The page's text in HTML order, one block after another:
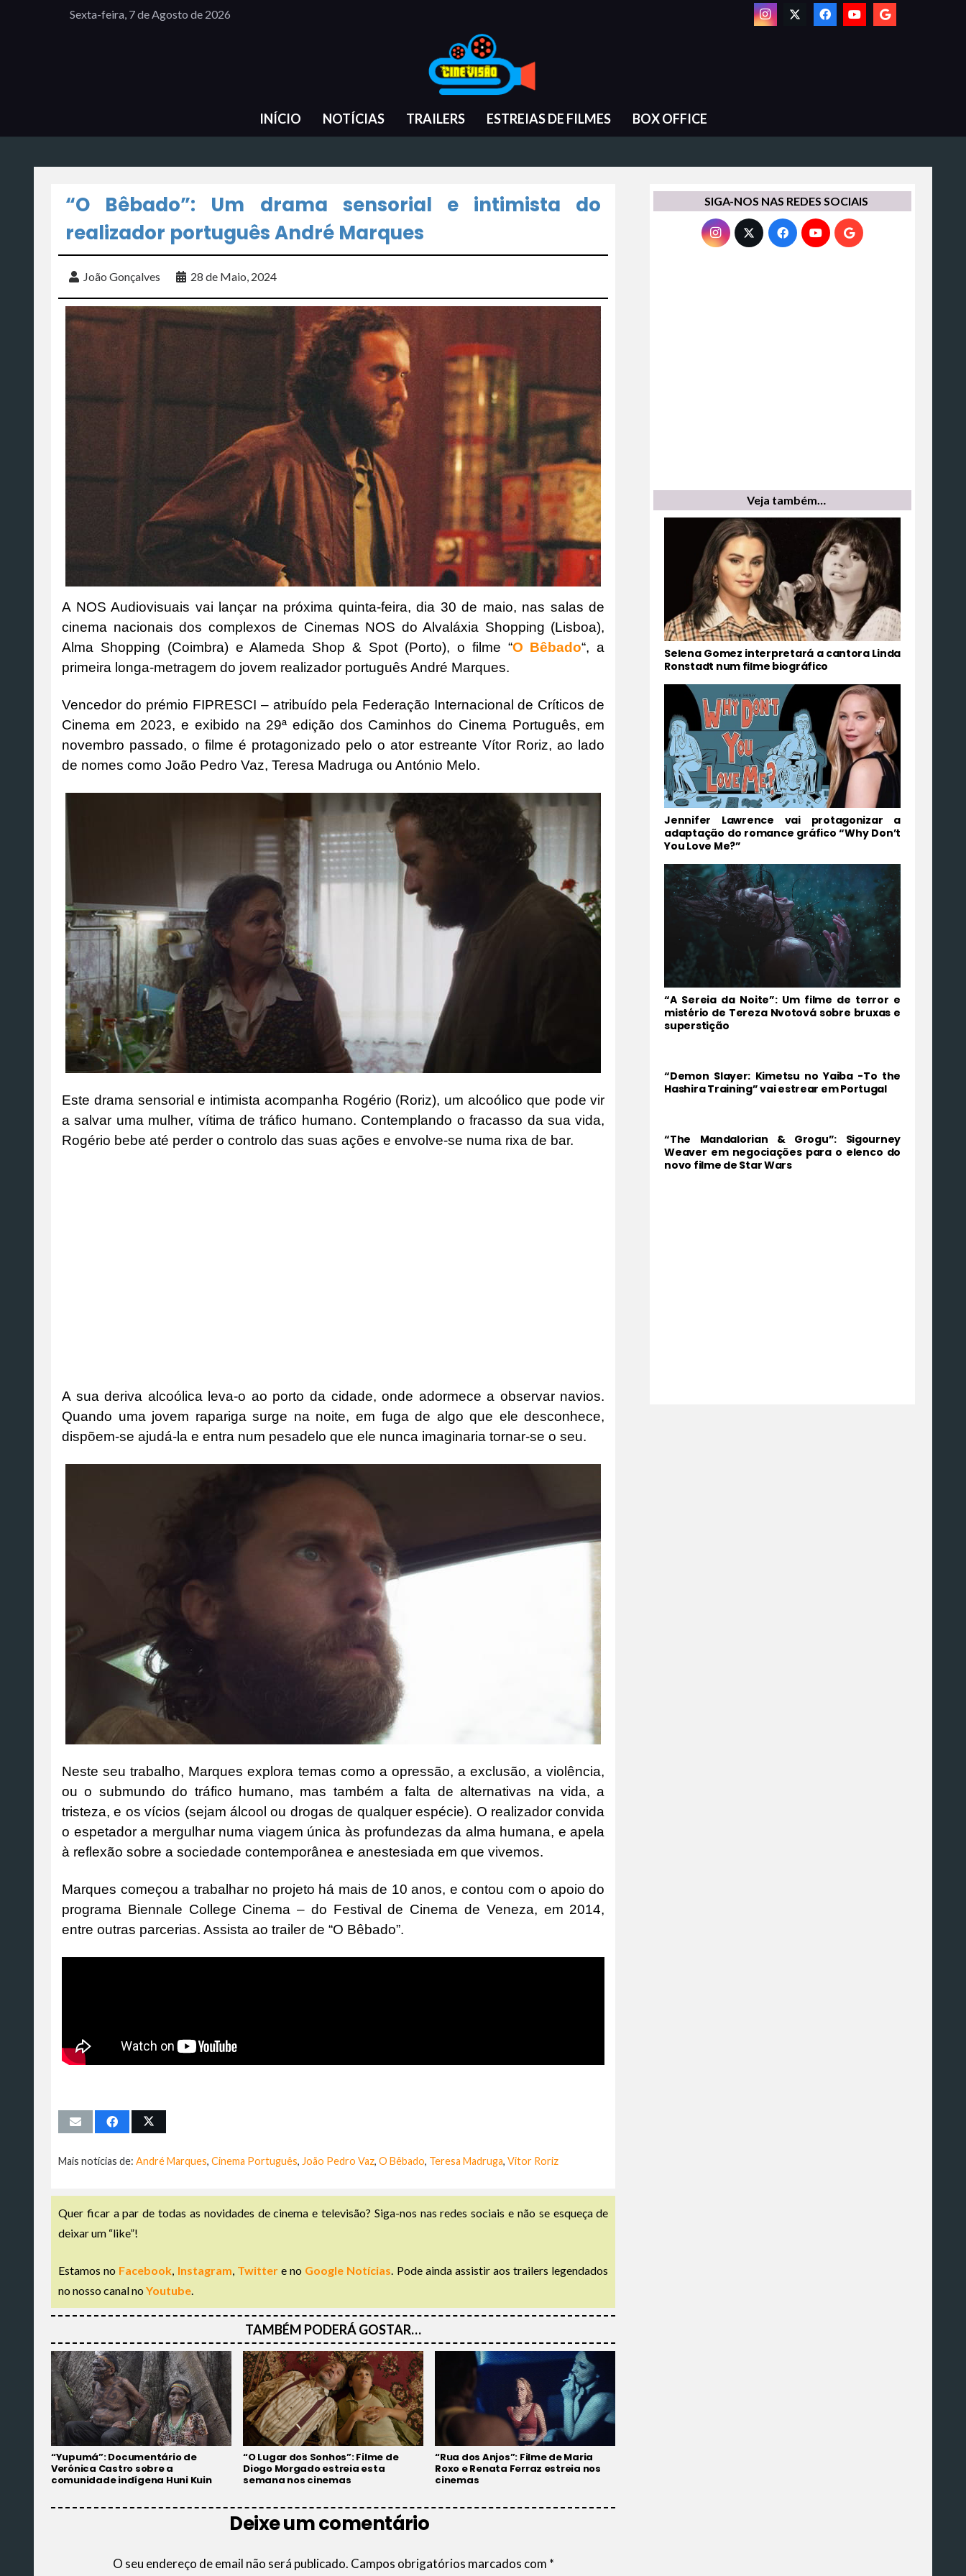
Sexta-feira, 7 de Agosto de 2026
INÍCIO NOTÍCIAS TRAILERS ESTREIAS DE FILMES BOX OFFICE
“O Bêbado”: Um drama sensorial e intimista do
realizador português André Marques
João Gonçalves 28 de Maio, 2024
A NOS Audiovisuais vai lançar na próxima quinta-feira, dia 30 de maio, nas salas de
cinema nacionais dos complexos de Cinemas NOS do Alvaláxia Shopping (Lisboa),
Alma Shopping (Coimbra) e Alameda Shop & Spot (Porto), o filme “O Bêbado“, a
primeira longa-metragem do jovem realizador português André Marques.
Vencedor do prémio FIPRESCI – atribuído pela Federação Internacional de Críticos de
Cinema em 2023, e exibido na 29ª edição dos Caminhos do Cinema Português, em
novembro passado, o filme é protagonizado pelo o ator estreante Vítor Roriz, ao lado
de nomes como João Pedro Vaz, Teresa Madruga ou António Melo.
Este drama sensorial e intimista acompanha Rogério (Roriz), um alcoólico que pode vir
a salvar uma mulher, vítima de tráfico humano. Contemplando o fracasso da sua vida,
Rogério bebe até perder o controlo das suas ações e envolve-se numa rixa de bar.
A sua deriva alcoólica leva-o ao porto da cidade, onde adormece a observar navios.
Quando uma jovem rapariga surge na noite, em fuga de algo que ele desconhece,
dispõem-se ajudá-la e entra num pesadelo que ele nunca imaginaria tornar-se o seu.
Neste seu trabalho, Marques explora temas como a opressão, a exclusão, a violência,
ou o submundo do tráfico humano, mas também a falta de alternativas na vida, a
tristeza, e os vícios (sejam álcool ou drogas de qualquer espécie). O realizador convida
o espetador a mergulhar numa viagem única às profundezas da alma humana, e apela
à reflexão sobre a sociedade contemporânea e anestesiada em que vivemos.
Marques começou a trabalhar no projeto há mais de 10 anos, e contou com o apoio do
programa Biennale College Cinema – do Festival de Cinema de Veneza, em 2014,
entre outras parcerias. Assista ao trailer de “O Bêbado”.
Mais notícias de: André Marques, Cinema Português, João Pedro Vaz, O Bêbado, Teresa Madruga, Vitor Roriz
Quer ficar a par de todas as novidades de cinema e televisão? Siga-nos nas redes sociais e não se esqueça de
deixar um “like”!
Estamos no Facebook, Instagram, Twittere no Google Notícias. Pode ainda assistir aos trailers legendados
no nosso canal noYoutube.
TAMBÉM PODERÁ GOSTAR…
“Yupumá”: Documentário de
Verónica Castro sobre a
comunidade indígena Huni Kuin
“O Lugar dos Sonhos”: Filme de
Diogo Morgado estreia esta
semana nos cinemas
“Rua dos Anjos”: Filme de Maria
Roxo e Renata Ferraz estreia nos
cinemas
Deixe um comentário
O seu endereço de email não será publicado. Campos obrigatórios marcados com *
SIGA-NOS NAS REDES SOCIAIS
Veja também…
Selena Gomez interpretará a cantora Linda
Ronstadt num filme biográfico
Jennifer Lawrence vai protagonizar a
adaptação do romance gráfico “Why Don’t
You Love Me?”
“A Sereia da Noite”: Um filme de terror e
mistério de Tereza Nvotová sobre bruxas e
superstição
“Demon Slayer: Kimetsu no Yaiba -To the
Hashira Training” vai estrear em Portugal
“The Mandalorian & Grogu”: Sigourney
Weaver em negociações para o elenco do
novo filme de Star Wars